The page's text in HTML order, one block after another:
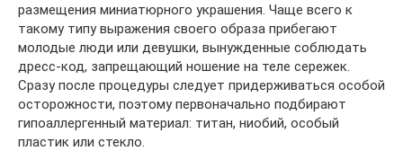
размещения миниатюрного украшения. Чаще всего к
такому типу выражения своего образа прибегают
молодые люди или девушки, вынужденные соблюдать
дресс-код, запрещающий ношение на теле сережек.
Сразу после процедуры следует придерживаться особой
осторожности, поэтому первоначально подбирают
гипоаллергенный материал: титан, ниобий, особый
пластик или стекло.